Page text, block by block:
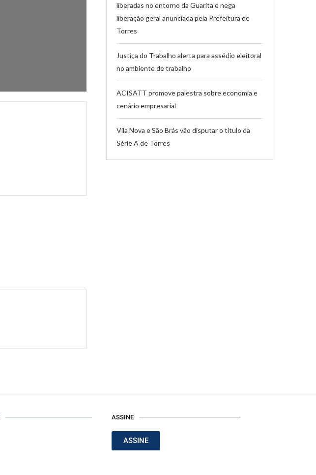
liberadas no entorno da Guarita e nega
liberação geral anunciada pela Prefeitura de
Torres
Justiça do Trabalho alerta para assédio eleitoral
no ambiente de trabalho
ACISATT promove palestra sobre economia e
cenário empresarial
Vila Nova e São Brás vão disputar o título da
Série A de Torres
ASSINE
ASSINE